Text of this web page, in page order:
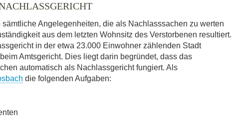
Angelegenheiten, die als Nachlasssachen zu werten
aus dem letzten Wohnsitz des Verstorbenen resultiert.
in der etwa 23.000 Einwohner zählenden Stadt
Amtsgericht. Dies liegt darin begründet, dass das
automatisch als Nachlassgericht fungiert. Als
die folgenden Aufgaben: